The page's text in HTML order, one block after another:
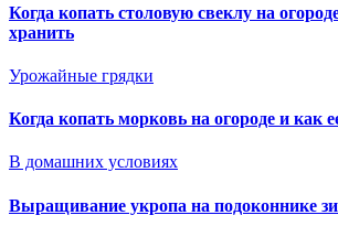
Когда копать столовую свеклу на
хранить
Урожайные грядки
Когда копать морковь на огороде и как
В домашних условиях
Выращивание укропа на подоконнике